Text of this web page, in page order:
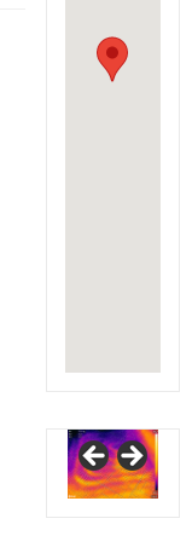
IRSAP
Design
Radiators